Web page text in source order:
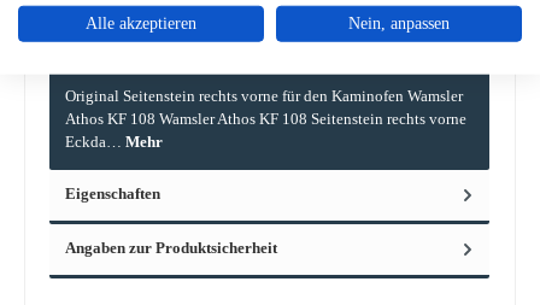
Original Seitenstein rechts vorne für den Kaminofen Wamsler
Athos KF 108 Wamsler Athos KF 108 Seitenstein rechts vorne
Eckda… Mehr
Eigenschaften
Angaben zur Produktsicherheit
Alle akzeptieren Nein, anpassen